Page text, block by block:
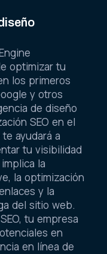
optimizar tu
los primeros
y otros
de diseño
SEO en el
ayudará a
tu visibilidad
la
la optimización
y la
del sitio web.
tu empresa
en
en línea de